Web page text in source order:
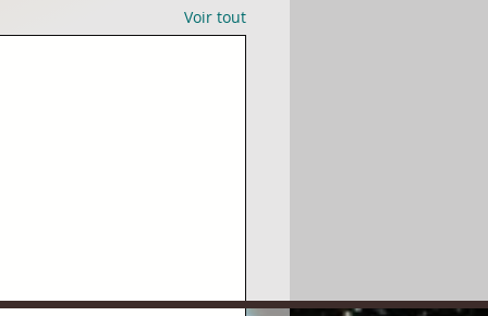
Voir tout